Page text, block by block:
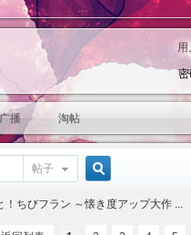
用
广播 淘帖
帖子
搜
！ちびフラン ～懐き度アップ大作 ...